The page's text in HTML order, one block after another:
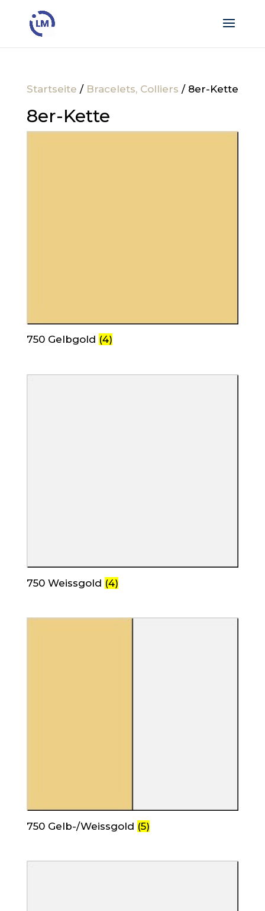
Startseite / Bracelets, Colliers / 8er-Kette
8er-Kette
750 Gelbgold (4)
750 Weissgold (4)
750 Gelb-/Weissgold (5)